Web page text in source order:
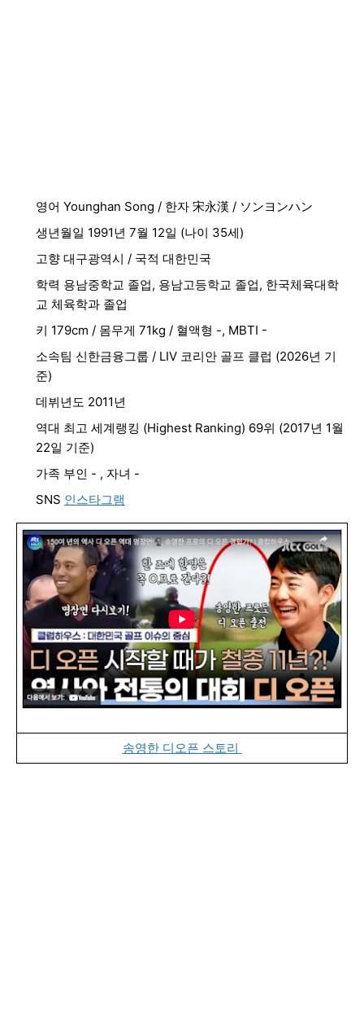
영어 Younghan Song / 한자 宋永漢 / ソンヨンハン
생년월일 1991년 7월 12일 (나이 35세)
고향 대구광역시 / 국적 대한민국
학력 용남중학교 졸업, 용남고등학교 졸업, 한국체육대학
교 체육학과 졸업
키 179cm / 몸무게 71kg / 혈액형 -, MBTI -
소속팀 신한금융그룹 / LIV 코리안 골프 클럽 (2026년 기
준)
데뷔년도 2011년
역대 최고 세계랭킹 (Highest Ranking) 69위 (2017년 1월
22일 기준)
가족 부인 - , 자녀 -
SNS 인스타그램
송영한 디오픈 스토리